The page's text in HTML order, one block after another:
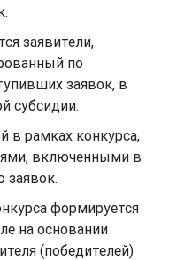
заявители,
по
заявок, в
субсидии.
в рамках конкурса,
включенными в
заявок.
формируется
на основании
(победителей)